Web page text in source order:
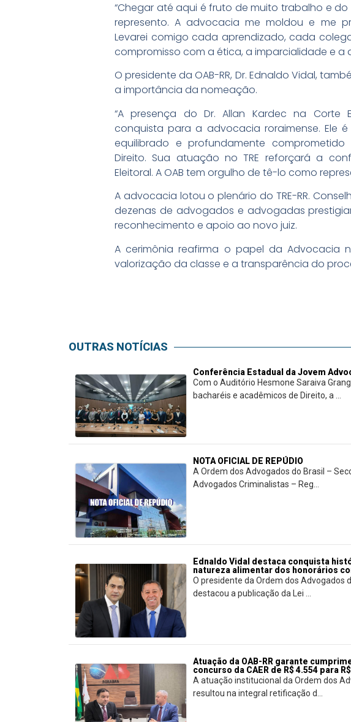
“Chegar até aqui é fruto de muito trabalho e
represento. A advocacia me moldou e me
Levarei comigo cada aprendizado, cada
compromisso com a ética, a imparcialidade e a
O presidente da OAB-RR, Dr. Ednaldo Vidal,
a importância da nomeação.
“A presença do Dr. Allan Kardec na Corte
conquista para a advocacia roraimense. Ele
equilibrado e profundamente
Direito. Sua atuação no TRE reforçará a
Eleitoral. A OAB tem orgulho de tê-lo como
A advocacia lotou o plenário do TRE-RR.
dezenas de advogados e advogadas
reconhecimento e apoio ao novo juiz.
A cerimônia reafirma o papel da Advocacia
valorização da classe e a transparência do
OUTRAS NOTÍCIAS
Conferência Estadual da Jovem
Com o Auditório Hesmone Saraiva
bacharéis e acadêmicos de Direito, a ...
NOTA OFICIAL DE REPÚDIO
A Ordem dos Advogados do Brasil –
Advogados Criminalistas – Reg...
Ednaldo Vidal destaca conquista
natureza alimentar dos honorários
O presidente da Ordem dos Advogados
destacou a publicação da Lei ...
Atuação da OAB-RR garante
concurso da CAER de R$ 4.554 para
A atuação institucional da Ordem dos
resultou na integral retificação d...